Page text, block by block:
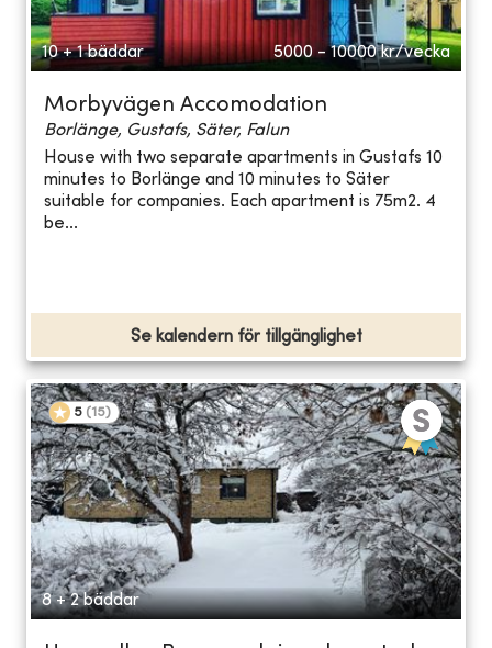
10 + 1 bäddar 5000 - 10000 kr/vecka
Morbyvägen Accomodation
Borlänge, Gustafs, Säter, Falun
House with two separate apartments in Gustafs 10
minutes to Borlänge and 10 minutes to Säter
suitable for companies. Each apartment is 75m2. 4
be...
Se kalendern för tillgänglighet
5 (15)
8 + 2 bäddar